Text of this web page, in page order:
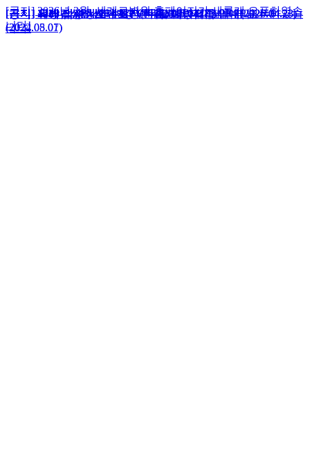
[공지] 2026년 3월, 세계로병원 홈페이지가 새롭게 오픈하였습
니다!
[공지] 12세 남성청소년 HPV 무료 예방접종 안내(2026.04.23)
[공지] 외래 접수 시간 변경 안내(2026.04.01)
[공지] 유방갑상선센터 초진(신환) 예약제 도입 안내
(2024.05.07)
[공지] 유방갑상선센터 재진 환자 초음파 검사 예약 안내
(2022.08.01)
[공지] 2026년 3월, 세계로병원 홈페이지가 새롭게 오픈하였습
니다!
[공지] 12세 남성청소년 HPV 무료 예방접종 안내(2026.04.23)
[공지] 외래 접수 시간 변경 안내(2026.04.01)